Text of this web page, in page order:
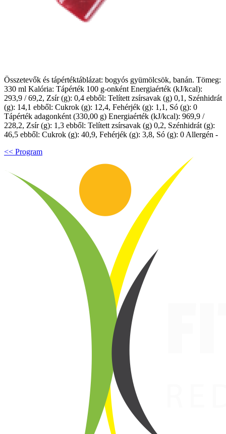
Összetevők és tápértéktáblázat: bogyós gyümölcsök, banán. Tömeg:
330 ml Kalória: Tápérték 100 g-onként Energiaérték (kJ/kcal):
293,9 / 69,2, Zsír (g): 0,4 ebből: Telített zsírsavak (g) 0,1, Szénhidrát
(g): 14,1 ebből: Cukrok (g): 12,4, Fehérjék (g): 1,1, Só (g): 0
Tápérték adagonként (330,00 g) Energiaérték (kJ/kcal): 969,9 /
228,2, Zsír (g): 1,3 ebből: Telített zsírsavak (g) 0,2, Szénhidrát (g):
46,5 ebből: Cukrok (g): 40,9, Fehérjék (g): 3,8, Só (g): 0 Allergén -
<< Program